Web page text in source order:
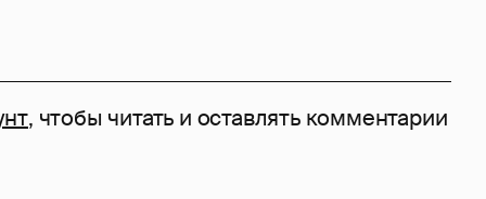
, чтобы читать и оставлять комментарии